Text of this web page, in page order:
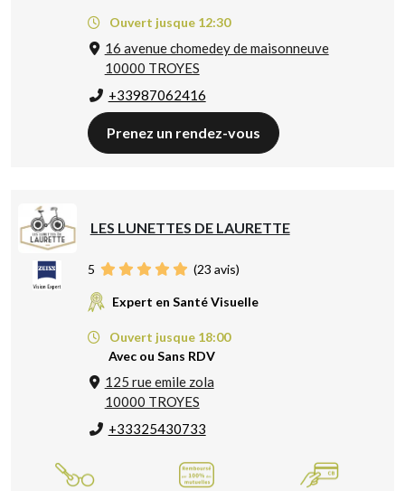
Ouvert jusque 12:30
16 avenue chomedey de maisonneuve
10000 TROYES
+33987062416
Prenez un rendez-vous
LES LUNETTES DE LAURETTE
5 (23 avis)
Expert en Santé Visuelle
Ouvert jusque 18:00
Avec ou Sans RDV
125 rue emile zola
10000 TROYES
+33325430733